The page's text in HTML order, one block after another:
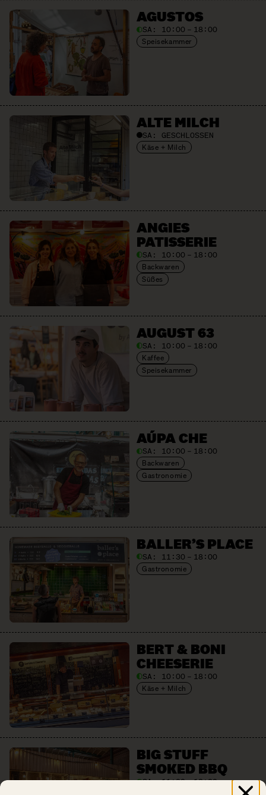
AGUSTOS
SA: 10:00 – 18:00
Speisekammer
ALTE MILCH
SA: GESCHLOSSEN
Käse + Milch
ANGIES
PATISSERIE
SA: 10:00 – 18:00
Backwaren
Süßes
AUGUST 63
SA: 10:00 – 18:00
Kaffee
Speisekammer
AÚPA CHE
SA: 10:00 – 18:00
Backwaren
Gastronomie
BALLER’S PLACE
SA: 11:30 – 18:00
Gastronomie
BERT & BONI
CHEESERIE
SA: 10:00 – 18:00
Käse + Milch
BIG STUFF
SMOKED BBQ
SA:11:00 – 18:00